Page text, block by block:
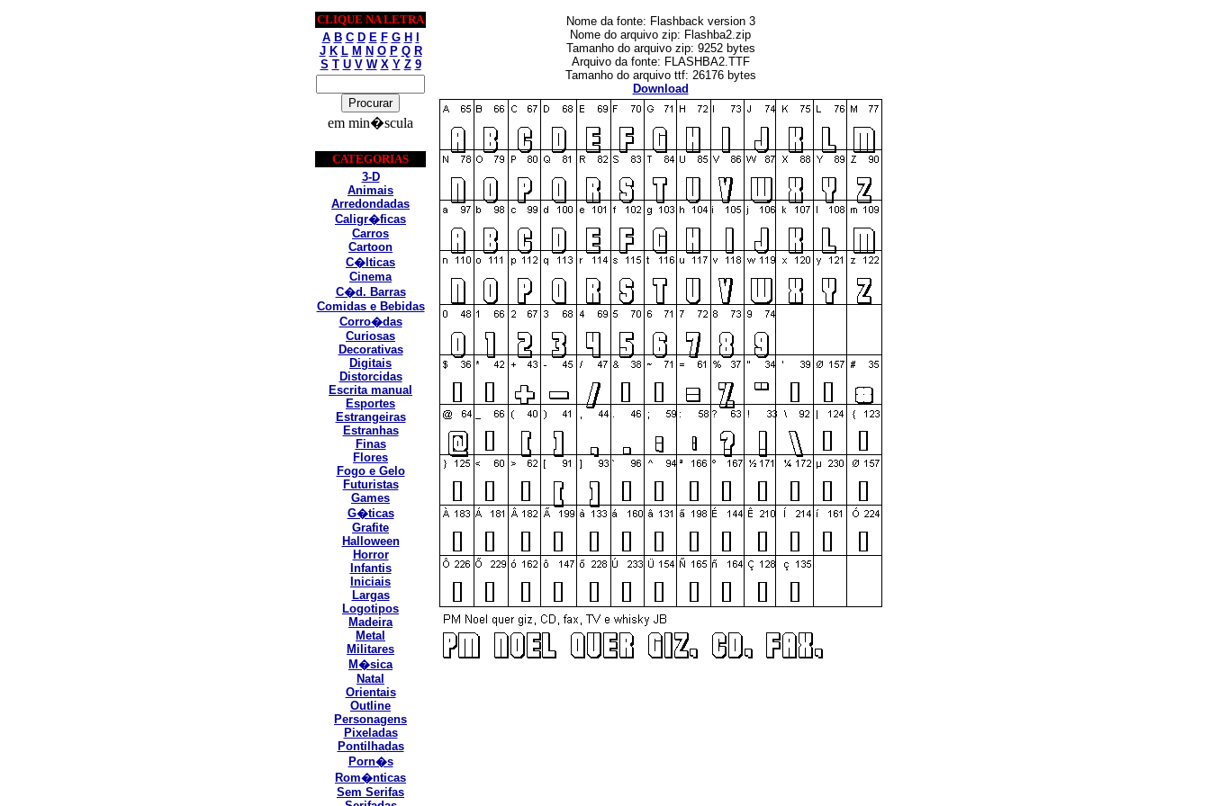
CLIQUE NA LETRA
A B C D E F G H
J K L M N O P Q R
S T U V W X Y Z 9
em min�scula
CATEGORIAS
3-D
Animais
Arredondadas
Caligr�ficas
Carros
Cartoon
C�lticas
Cinema
C�d. Barras
Comidas e Bebidas
Corro�das
Curiosas
Decorativas
Digitais
Distorcidas
Escrita manual
Esportes
Estrangeiras
Estranhas
Finas
Flores
Fogo e Gelo
Futuristas
Games
G�ticas
Grafite
Halloween
Horror
Infantis
Iniciais
Largas
Logotipos
Madeira
Metal
Militares
M�sica
Natal
Orientais
Outline
Personagens
Pixeladas
Pontilhadas
Porn�s
Rom�nticas
Sem Serifas
Nome da fonte: Flashback version 3
Nome do arquivo zip: Flashba2.zip
Tamanho do arquivo zip: 9252 bytes
Arquivo da fonte: FLASHBA2.TTF
Tamanho do arquivo ttf: 26176 bytes
Download